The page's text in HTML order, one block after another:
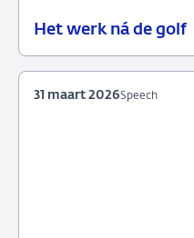
Het werk ná de golf
2026
Speech
31 maart 2026